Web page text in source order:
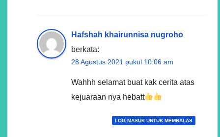
Hafshah khairunnisa nugroho
berkata:
28 Agustus 2021 pukul 10:06 am
Wahhh selamat buat kak cerita atas
kejuaraan nya hebatt
LOG MASUK UNTUK MEMBALAS